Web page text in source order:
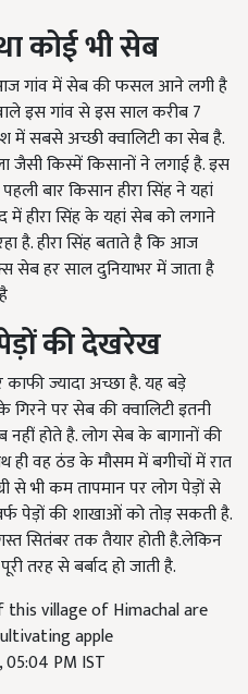
कोई भी सेब
गांव में सेब की फसल आने लगी है
इस गांव से इस साल करीब 7
सबसे अच्छी क्वालिटी का सेब है.
जैसी किस्में किसानों ने लगाई है. इस
बार किसान हीरा सिंह ने यहां
हीरा सिंह के यहां सेब को लगाने
है. हीरा सिंह बताते है कि आज
सेब हर साल दुनियाभर में जाता है
की देखरेख
ज्यादा अच्छा है. यह बड़े
पर सेब की क्वालिटी इतनी
होते है. लोग सेब के बागानों की
ही वह ठंड के मौसम में बगीचों में रात
से भी कम तापमान पर लोग पेड़ों से
पेड़ों की शाखाओं को तोड़ सकती है.
सितंबर तक तैयार होती है.लेकिन
तरह से बर्बाद हो जाती है.
this village of Himachal are
apple
05:04 PM IST